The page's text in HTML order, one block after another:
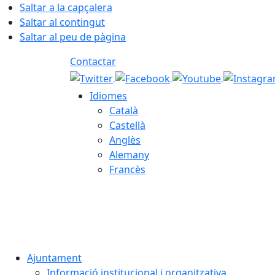
Saltar a la capçalera
Saltar al contingut
Saltar al peu de pàgina
Contactar
Idiomes
Català
Castellà
Anglès
Alemany
Francès
Ajuntament